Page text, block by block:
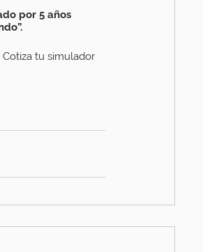
por 5 años
tu simulador